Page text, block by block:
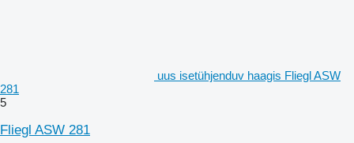
uus isetühjenduv haagis Fliegl ASW
281
5
Fliegl ASW 281